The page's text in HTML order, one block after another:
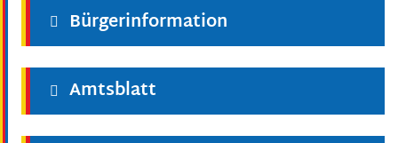
Bürgerinformation
Amtsblatt